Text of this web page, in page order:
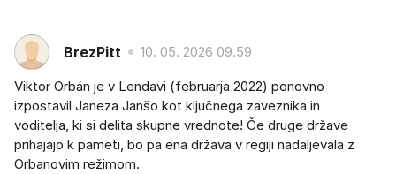
BrezPitt 10. 05. 2026 09.59
Viktor Orbán je v Lendavi (februarja 2022) ponovno
izpostavil Janeza Janšo kot ključnega zaveznika in
voditelja, ki si delita skupne vrednote! Če druge države
prihajajo k pameti, bo pa ena država v regiji nadaljevala z
Orbanovim režimom.